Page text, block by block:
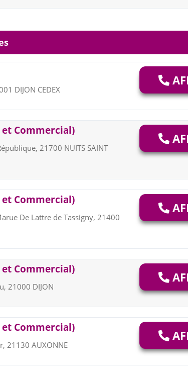
DIJON CEDEX
et Commercial)
21700 NUITS SAINT
et Commercial)
De Lattre de Tassigny, 21400
et Commercial)
21000 DIJON
et Commercial)
21130 AUXONNE